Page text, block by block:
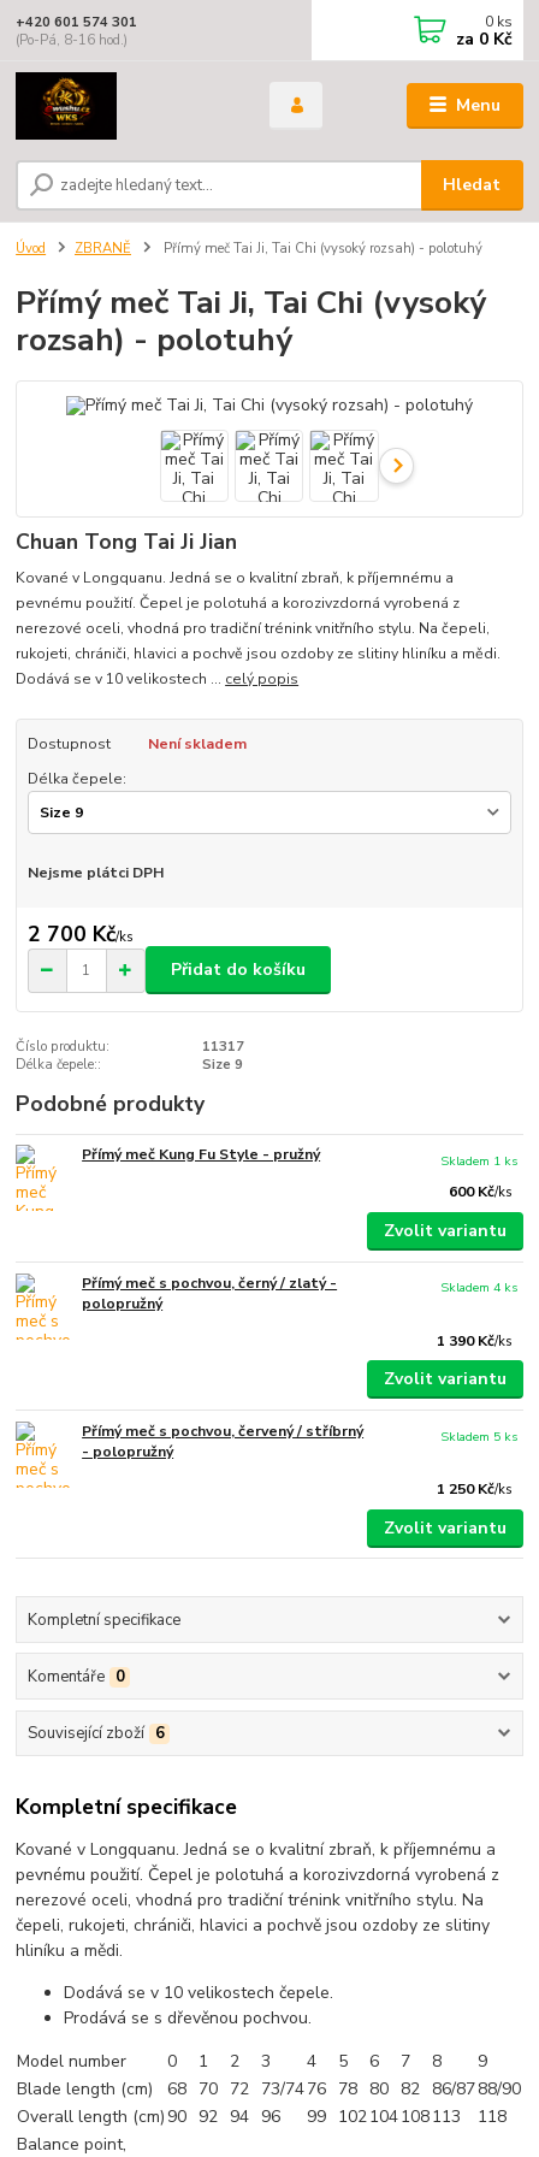
Menu
Hledat
+420 601 574 301
(Po-Pá, 8-16 hod.)
0 ks
za 0 Kč
Úvod ZBRANĚ Přímý meč Tai Ji, Tai Chi (vysoký rozsah) - polotuhý
Přímý meč Tai Ji, Tai Chi (vysoký
rozsah) - polotuhý
Chuan Tong Tai Ji Jian
Kované v Longquanu. Jedná se o kvalitní zbraň, k příjemnému a
pevnému použití. Čepel je polotuhá a korozivzdorná vyrobená z
nerezové oceli, vhodná pro tradiční trénink vnitřního stylu. Na čepeli,
rukojeti, chrániči, hlavici a pochvě jsou ozdoby ze slitiny hliníku a mědi.
Dodává se v 10 velikostech ... celý popis
Dostupnost
Není skladem
Délka čepele:
Nejsme plátci DPH
2 700 Kč/ks
Přidat do košíku
Číslo produktu:
11317
Délka čepele::
Size 9
Podobné produkty
Přímý meč Kung Fu Style - pružný
600 Kč/ks
Skladem 1 ks
Zvolit variantu
Přímý meč s pochvou, černý / zlatý -
polopružný
1 390 Kč/ks
Skladem 4 ks
Zvolit variantu
Přímý meč s pochvou, červený / stříbrný
- polopružný
1 250 Kč/ks
Skladem 5 ks
Zvolit variantu
Kompletní specifikace
Komentáře 0
Související zboží 6
Kompletní specifikace
Kované v Longquanu. Jedná se o kvalitní zbraň, k příjemnému a
pevnému použití. Čepel je polotuhá a korozivzdorná vyrobená z
nerezové oceli, vhodná pro tradiční trénink vnitřního stylu. Na
čepeli, rukojeti, chrániči, hlavici a pochvě jsou ozdoby ze slitiny
hliníku a mědi.
Dodává se v 10 velikostech čepele.
Prodává se s dřevěnou pochvou.
Model number
0 1 2 3 4 5 6 7 8
9
Blade length (cm)
68 70 72 73/7476 78 80 82 86/8788/90
Overall length (cm) 90 92 94 96 99 102104108113
118
Balance point,